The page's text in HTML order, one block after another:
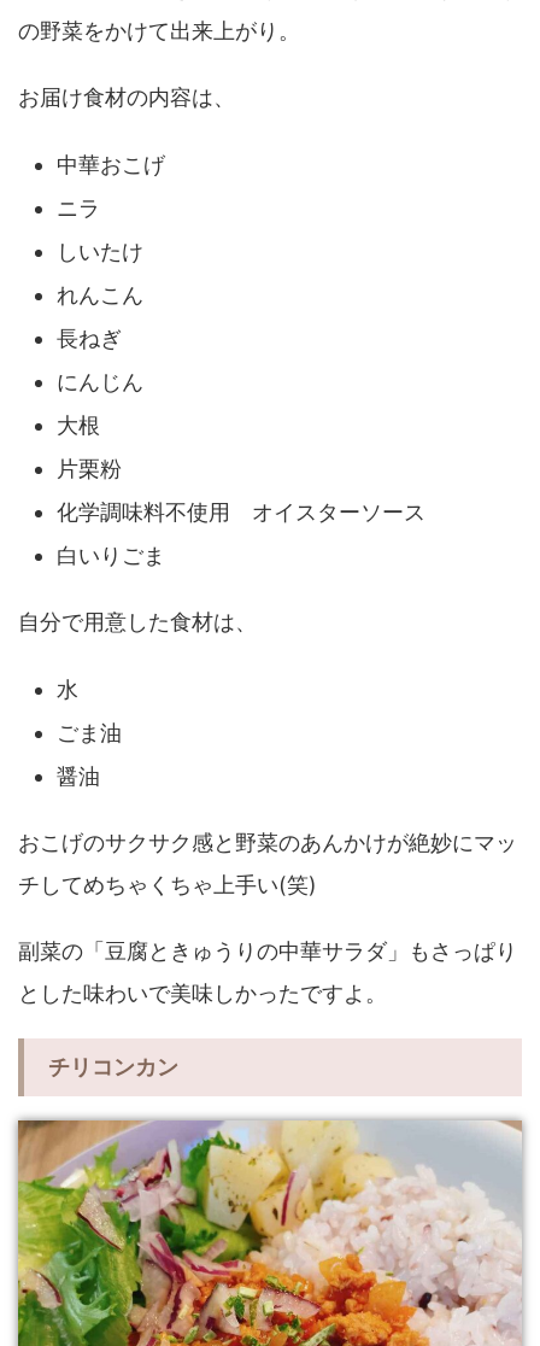
の野菜をかけて出来上がり。
お届け食材の内容は、
中華おこげ
ニラ
しいたけ
れんこん
長ねぎ
にんじん
大根
片栗粉
化学調味料不使用 オイスターソース
白いりごま
自分で用意した食材は、
水
ごま油
醤油
おこげのサクサク感と野菜のあんかけが絶妙にマッ
チしてめちゃくちゃ上手い(笑)
副菜の「豆腐ときゅうりの中華サラダ」もさっぱり
とした味わいで美味しかったですよ。
チリコンカン